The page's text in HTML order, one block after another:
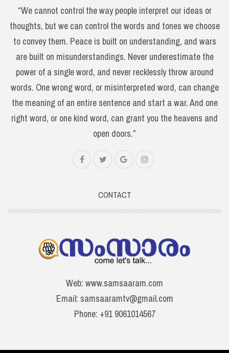
“We cannot control the way people interpret our ideas or
thoughts, but we can control the words and tones we choose
to convey them. Peace is built on understanding, and wars
are built on misunderstandings. Never underestimate the
power of a single word, and never recklessly throw around
words. One wrong word, or misinterpreted word, can change
the meaning of an entire sentence and start a war. And one
right word, or one kind word, can grant you the heavens and
open doors.”
CONTACT
Web: www.samsaaram.com
Email: samsaaramtv@gmail.com
Phone: +91 9061014567